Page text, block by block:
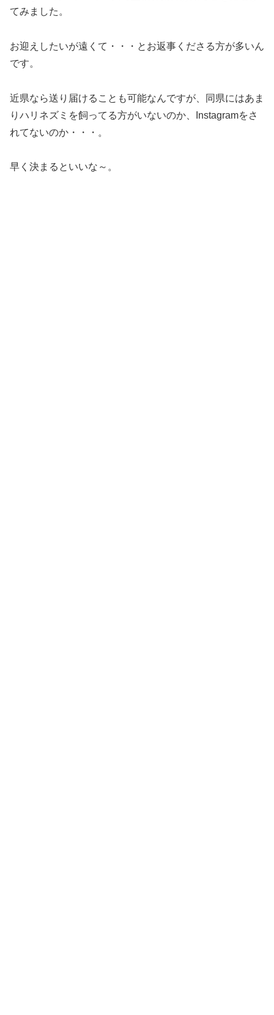
てみました。
お迎えしたいが遠くて・・・とお返事くださる方が多いん
です。
近県なら送り届けることも可能なんですが、同県にはあま
りハリネズミを飼ってる方がいないのか、Instagramをさ
れてないのか・・・。
早く決まるといいな～。